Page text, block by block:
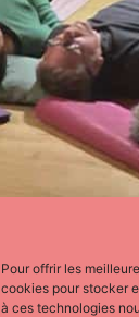
Pour offrir les
cookies pour stocker
à ces technologies